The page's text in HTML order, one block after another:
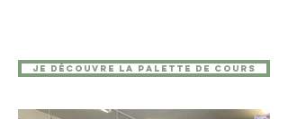
Je découvre la palette de cours